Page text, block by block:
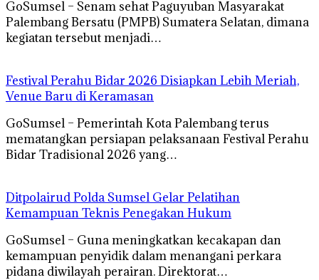
GoSumsel – Senam sehat Paguyuban Masyarakat
Palembang Bersatu (PMPB) Sumatera Selatan, dimana
kegiatan tersebut menjadi…
Festival Perahu Bidar 2026 Disiapkan Lebih Meriah,
Venue Baru di Keramasan
GoSumsel – Pemerintah Kota Palembang terus
mematangkan persiapan pelaksanaan Festival Perahu
Bidar Tradisional 2026 yang…
Ditpolairud Polda Sumsel Gelar Pelatihan
Kemampuan Teknis Penegakan Hukum
GoSumsel – Guna meningkatkan kecakapan dan
kemampuan penyidik dalam menangani perkara
pidana diwilayah perairan. Direktorat…